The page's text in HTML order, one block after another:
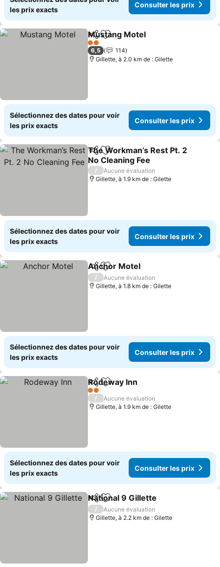
les prix exacts
Consulter les prix
PartagerAjouter à mes favoris
Mustang Motel
2 Étoiles
6,5
114
Gillette, à 2.0 km de : Gilette
Sélectionnez des dates pour voir
les prix exacts
Consulter les prix
PartagerAjouter à mes favoris
The Workman’s Rest Pt. 2
No Cleaning Fee
Consulter les prix
/
Aucune évaluation
Gillette, à 1.9 km de : Gilette
Sélectionnez des dates pour voir
les prix exacts
Consulter les prix
PartagerAjouter à mes favoris
Anchor Motel
/
Aucune évaluation
Gillette, à 1.8 km de : Gilette
Sélectionnez des dates pour voir
les prix exacts
Consulter les prix
PartagerAjouter à mes favoris
Rodeway Inn
2 Étoiles
/
Aucune évaluation
Gillette, à 1.9 km de : Gilette
Sélectionnez des dates pour voir
les prix exacts
Consulter les prix
PartagerAjouter à mes favoris
National 9 Gillette
/
Aucune évaluation
Gillette, à 2.2 km de : Gilette